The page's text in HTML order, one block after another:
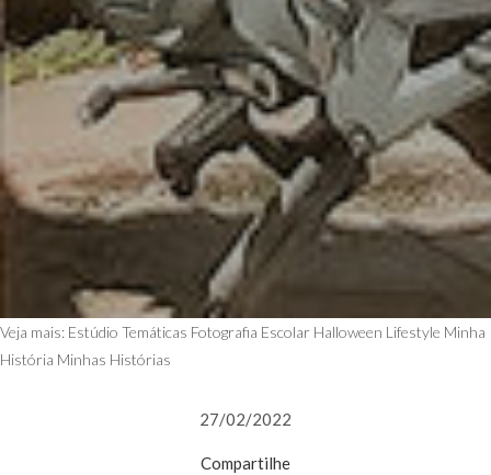
Veja mais: Estúdio Temáticas Fotografia Escolar Halloween Lifestyle Minha
História Minhas Histórias
27/02/2022
Compartilhe